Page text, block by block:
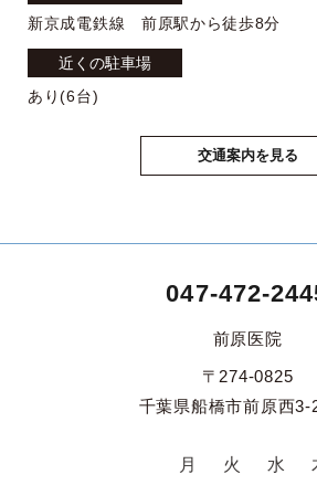
新京成電鉄線 前原駅から徒歩8分
近くの駐車場
あり(6台)
交通案内を見る
047-472-
前原医院
〒274-0825
千葉県船橋市前原西3-
月 火 水